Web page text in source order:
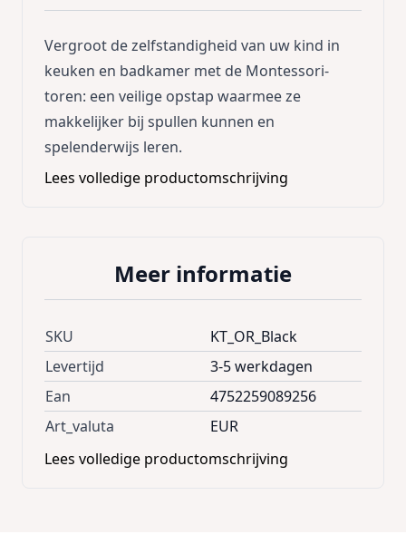
Vergroot de zelfstandigheid van uw kind in
keuken en badkamer met de Montessori-
toren: een veilige opstap waarmee ze
makkelijker bij spullen kunnen en
spelenderwijs leren.
Lees volledige productomschrijving
Meer informatie
SKU
KT_OR_Black
Levertijd
3-5 werkdagen
Ean
4752259089256
Art_valuta
EUR
Lees volledige productomschrijving